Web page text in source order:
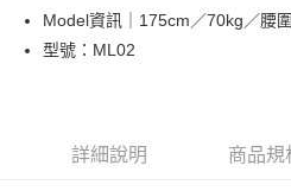
7-11取貨付款
每筆NT$100，滿NT$888(含以上)免
Model資訊｜175cm／70kg／腰
型號：ML02
詳細說明 商品規